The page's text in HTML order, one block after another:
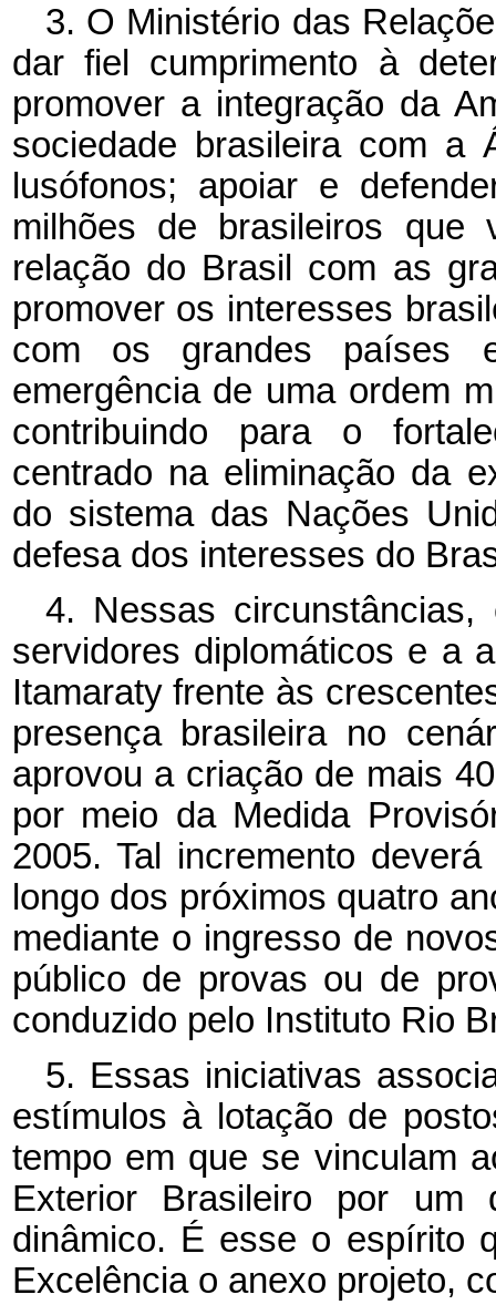
3. O Ministério das
dar fiel cumprimento à
promover a integração da
sociedade brasileira com a
lusófonos; apoiar e
milhões de brasileiros
relação do Brasil com as
promover os interesses
com os grandes países
emergência de uma ordem
contribuindo para o
centrado na eliminação da
do sistema das Nações
defesa dos interesses do
4. Nessas
servidores diplomáticos e a
Itamaraty frente às
presença brasileira no
aprovou a criação de mais
por meio da Medida
2005. Tal incremento
longo dos próximos quatro
mediante o ingresso de
público de provas ou de
conduzido pelo Instituto Rio
5. Essas iniciativas
estímulos à lotação de
tempo em que se vinculam
Exterior Brasileiro por um
dinâmico. É esse o espírito
Excelência o anexo projeto,